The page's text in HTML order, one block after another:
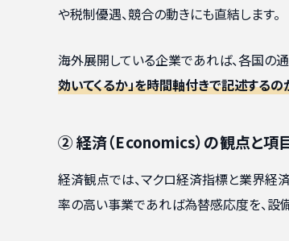
や税制優遇、競合の動きにも直結します。
海外展開している企業であれば、各国の
効いてくるか」を時間軸付きで記述する
② 経済（Economics）の観点と項
経済観点では、マクロ経済指標と業界経
率の高い事業であれば為替感応度を、設